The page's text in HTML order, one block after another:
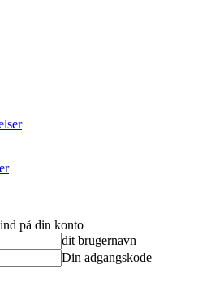
på din konto
dit brugernavn
Din adgangskode